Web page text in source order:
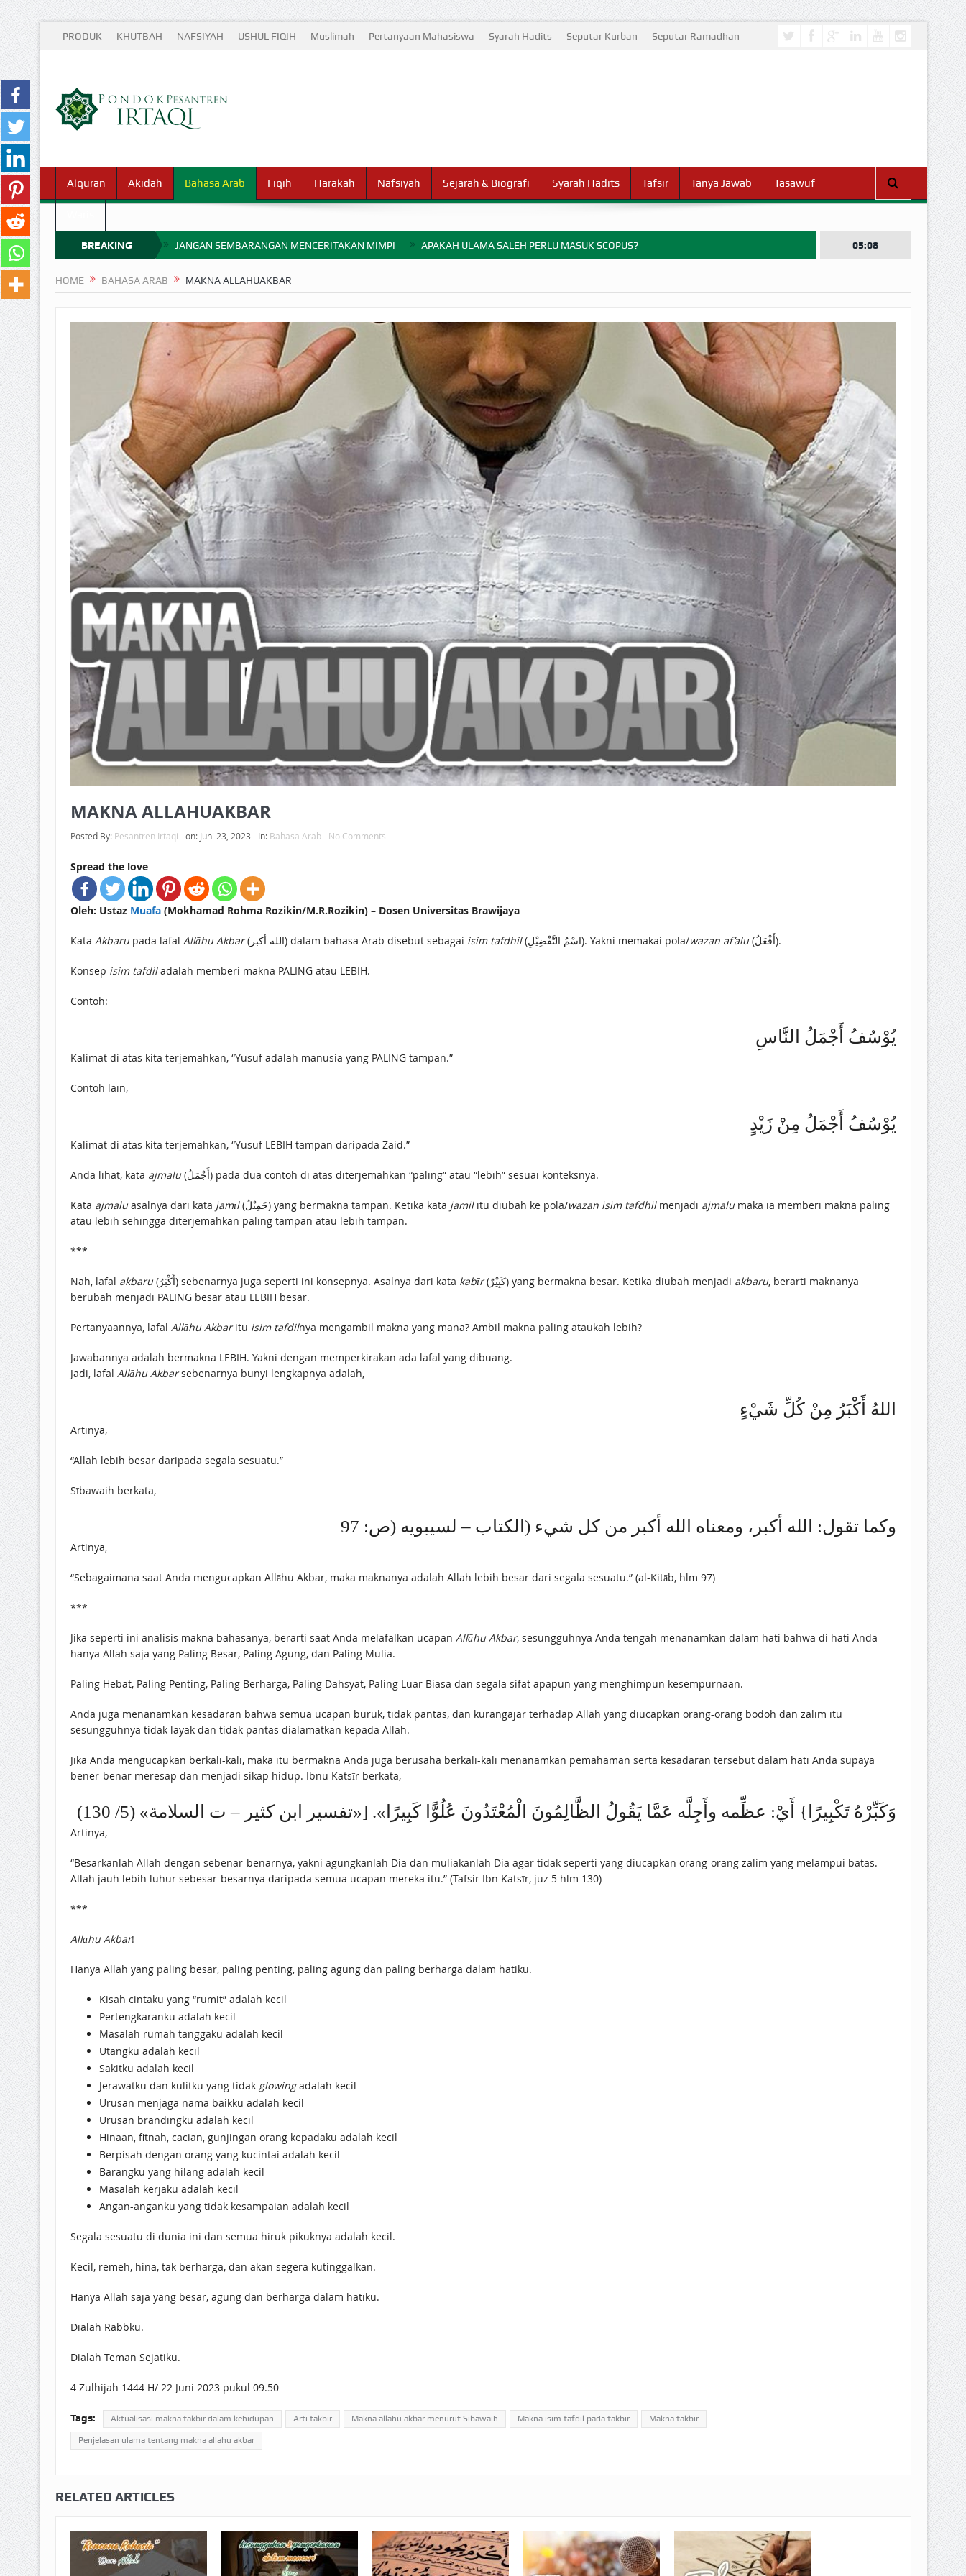
PRODUK KHUTBAH NAFSIYAH USHUL FIQIH Muslimah Pertanyaan Mahasiswa Syarah Hadits Seputar Kurban Seputar Ramadhan
Alquran Akidah Bahasa Arab Fiqih Harakah Nafsiyah Sejarah & Biografi Syarah Hadits Tafsir Tanya Jawab Tasawuf
BREAKING
NEWS
JANGAN SEMBARANGAN MENCERITAKAN MIMPI APAKAH ULAMA SALEH PERLU MASUK SCOPUS?
BAGAIMANA CARA MEMBAYAR ZAKAT UANG? UANG HARAM BISA MENJADI HALAL JIKA SEBAB KEPEMILIKANNYA BERUBAH
ISTIDLAL BATIL VS ISTIDLAL SYAR’I BAHASA CINTA KARENA ALLAH HUKUM MEMBAYAR ZAKAT DENGAN CARA MENGANGSUR
HUKUM MEMBAYAR ZAKAT KEPADA KERABAT SENDIRI
05:08
HOME BAHASA ARAB MAKNA ALLAHUAKBAR
MAKNA ALLAHUAKBAR
Posted By: Pesantren Irtaqi on: Juni 23, 2023 In: Bahasa Arab No Comments
Spread the love
Oleh: Ustaz Muafa(Mokhamad Rohma Rozikin/M.R.Rozikin) – Dosen Universitas Brawijaya
Kata Akbarupada lafal Allāhu Akbar (الله أكبر) dalam bahasa Arab disebut sebagai isim tafdhil (اسْمُ التَّفْضِيْلِ). Yakni memakai pola/wazan af’alu (أَفْعَلُ).
Konsep isim tafdiladalah memberi makna PALING atau LEBIH.
Contoh:
يُوْسُفُ أَجْمَلُ النَّاسِ
Kalimat di atas kita terjemahkan, “Yusuf adalah manusia yang PALING tampan.”
Contoh lain,
يُوْسُفُ أَجْمَلُ مِنْ زَيْدٍ
Kalimat di atas kita terjemahkan, “Yusuf LEBIH tampan daripada Zaid.”
Anda lihat, kata ajmalu (أَجْمَلُ) pada dua contoh di atas diterjemahkan “paling” atau “lebih” sesuai konteksnya.
Kata ajmaluasalnya dari kata jamīl (جَمِيْلٌ) yang bermakna tampan. Ketika kata jamilitu diubah ke pola/wazan isim tafdhilmenjadi ajmalumaka ia memberi makna paling
atau lebih sehingga diterjemahkan paling tampan atau lebih tampan.
***
Nah, lafal akbaru (أَكْبَرُ) sebenarnya juga seperti ini konsepnya. Asalnya dari kata kabīr (كَبِيْرٌ) yang bermakna besar. Ketika diubah menjadi akbaru, berarti maknanya
berubah menjadi PALING besar atau LEBIH besar.
Pertanyaannya, lafal Allāhu Akbaritu isim tafdilnya mengambil makna yang mana? Ambil makna paling ataukah lebih?
Jawabannya adalah bermakna LEBIH. Yakni dengan memperkirakan ada lafal yang dibuang.
Jadi, lafal Allāhu Akbarsebenarnya bunyi lengkapnya adalah,
اللهُ أَكْبَرُ مِنْ كُلِّ شَيْءٍ
Artinya,
“Allah lebih besar daripada segala sesuatu.”
Sībawaih berkata,
وكما تقول: الله أكبر، ومعناه الله أكبر من كل شيء (الكتاب – لسيبويه (ص: 97
Artinya,
“Sebagaimana saat Anda mengucapkan Allāhu Akbar, maka maknanya adalah Allah lebih besar dari segala sesuatu.” (al-Kitāb, hlm 97)
***
Jika seperti ini analisis makna bahasanya, berarti saat Anda melafalkan ucapan Allāhu Akbar, sesungguhnya Anda tengah menanamkan dalam hati bahwa di hati Anda
hanya Allah saja yang Paling Besar, Paling Agung, dan Paling Mulia.
Paling Hebat, Paling Penting, Paling Berharga, Paling Dahsyat, Paling Luar Biasa dan segala sifat apapun yang menghimpun kesempurnaan.
Anda juga menanamkan kesadaran bahwa semua ucapan buruk, tidak pantas, dan kurangajar terhadap Allah yang diucapkan orang-orang bodoh dan zalim itu
sesungguhnya tidak layak dan tidak pantas dialamatkan kepada Allah.
Jika Anda mengucapkan berkali-kali, maka itu bermakna Anda juga berusaha berkali-kali menanamkan pemahaman serta kesadaran tersebut dalam hati Anda supaya
bener-benar meresap dan menjadi sikap hidup. Ibnu Katsīr berkata,
وَكَبِّرْهُ تَكْبِيرًا} أَيْ: ‌عظِّمه ‌وأَجِلَّه ‌عَمَّا ‌يَقُولُ ‌الظَّالِمُونَ الْمُعْتَدُونَ عُلُوًّا كَبِيرًا». [«تفسير ابن كثير – ت السلامة» (5/ 130)
Artinya,
“Besarkanlah Allah dengan sebenar-benarnya, yakni agungkanlah Dia dan muliakanlah Dia agar tidak seperti yang diucapkan orang-orang zalim yang melampui batas.
Allah jauh lebih luhur sebesar-besarnya daripada semua ucapan mereka itu.” (Tafsir Ibn Katsīr, juz 5 hlm 130)
***
Allāhu Akbar!
Hanya Allah yang paling besar, paling penting, paling agung dan paling berharga dalam hatiku.
Kisah cintaku yang “rumit” adalah kecil
Pertengkaranku adalah kecil
Masalah rumah tanggaku adalah kecil
Utangku adalah kecil
Sakitku adalah kecil
Jerawatku dan kulitku yang tidak glowingadalah kecil
Urusan menjaga nama baikku adalah kecil
Urusan brandingku adalah kecil
Hinaan, fitnah, cacian, gunjingan orang kepadaku adalah kecil
Berpisah dengan orang yang kucintai adalah kecil
Barangku yang hilang adalah kecil
Masalah kerjaku adalah kecil
Angan-anganku yang tidak kesampaian adalah kecil
Segala sesuatu di dunia ini dan semua hiruk pikuknya adalah kecil.
Kecil, remeh, hina, tak berharga, dan akan segera kutinggalkan.
Hanya Allah saja yang besar, agung dan berharga dalam hatiku.
Dialah Rabbku.
Dialah Teman Sejatiku.
4 Zulhijah 1444 H/ 22 Juni 2023 pukul 09.50
Tags: Aktualisasi makna takbir dalam kehidupan Arti takbir Makna allahu akbar menurut Sibawaih Makna isim tafdil pada takbir Makna takbir
Penjelasan ulama tentang makna allahu akbar
RELATED ARTICLES